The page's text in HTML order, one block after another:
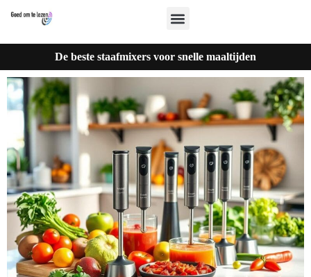
De beste staafmixers voor snelle maaltijden